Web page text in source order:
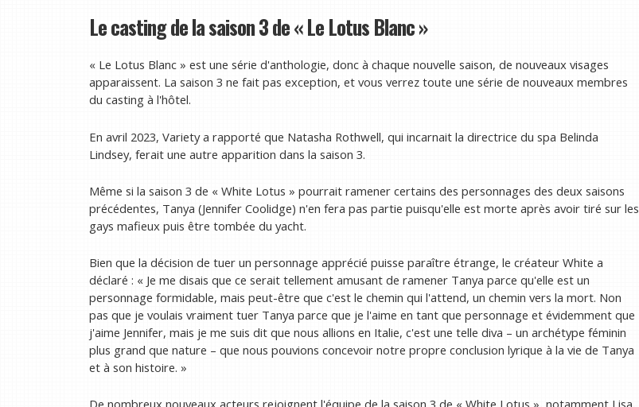
Le casting de la saison 3 de « Le Lotus Blanc »
« Le Lotus Blanc » est une série d'anthologie, donc à chaque nouvelle saison, de nouveaux visages
apparaissent. La saison 3 ne fait pas exception, et vous verrez toute une série de nouveaux membres
du casting à l'hôtel.
En avril 2023, Variety a rapporté que Natasha Rothwell, qui incarnait la directrice du spa Belinda
Lindsey, ferait une autre apparition dans la saison 3.
Même si la saison 3 de « White Lotus » pourrait ramener certains des personnages des deux saisons
précédentes, Tanya (Jennifer Coolidge) n'en fera pas partie puisqu'elle est morte après avoir tiré sur les
gays mafieux puis être tombée du yacht.
Bien que la décision de tuer un personnage apprécié puisse paraître étrange, le créateur White a
déclaré : « Je me disais que ce serait tellement amusant de ramener Tanya parce qu'elle est un
personnage formidable, mais peut-être que c'est le chemin qui l'attend, un chemin vers la mort. Non
pas que je voulais vraiment tuer Tanya parce que je l'aime en tant que personnage et évidemment que
j'aime Jennifer, mais je me suis dit que nous allions en Italie, c'est une telle diva – un archétype féminin
plus grand que nature – que nous pouvions concevoir notre propre conclusion lyrique à la vie de Tanya
et à son histoire. »
De nombreux nouveaux acteurs rejoignent l'équipe de la saison 3 de « White Lotus », notamment Lisa,